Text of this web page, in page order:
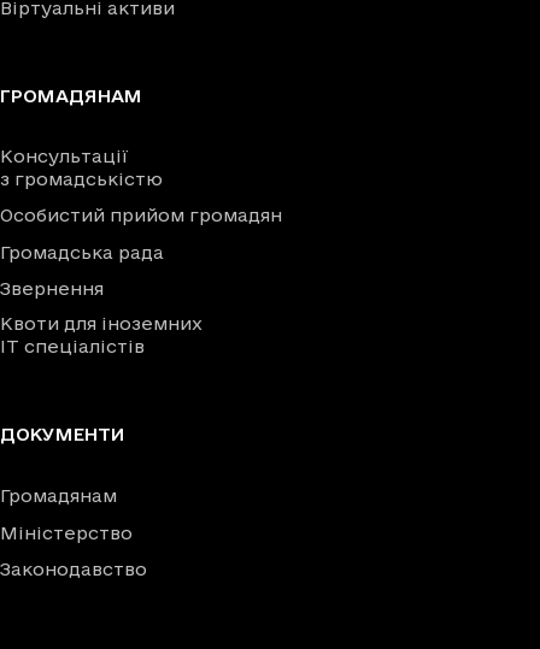
Віртуальні активи
ГРОМАДЯНАМ
Консультації
з громадськістю
Особистий прийом громадян
Громадська рада
Звернення
Квоти для іноземних
IT спеціалістів
ДОКУМЕНТИ
Громадянам
Міністерство
Законодавство